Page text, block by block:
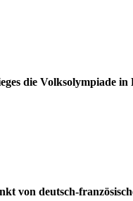
die Volksolympiade in
von deutsch-